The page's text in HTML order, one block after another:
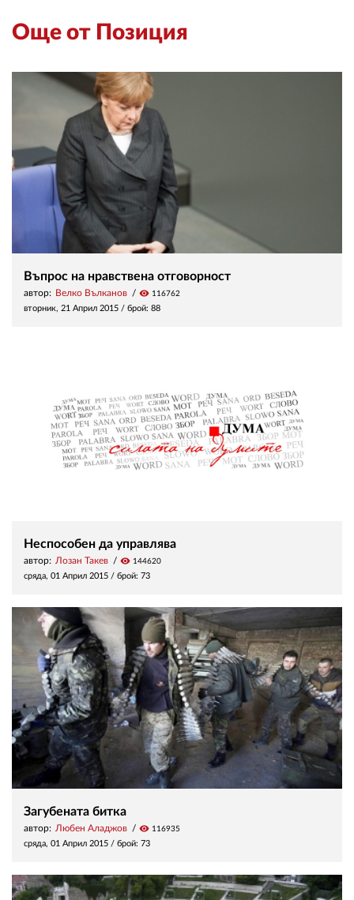
Още от Позиция
Въпрос на нравствена отговорност
автор: Велко Вълканов visibility 116762
вторник, 21 Април 2015 / брой: 88
Неспособен да управлява
автор: Лозан Такев visibility 144620
сряда, 01 Април 2015 / брой: 73
Загубената битка
автор: Любен Аладжов visibility 116935
сряда, 01 Април 2015 / брой: 73